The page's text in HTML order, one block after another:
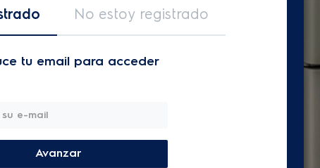
No estoy registrado
tu email para acceder
Avanzar